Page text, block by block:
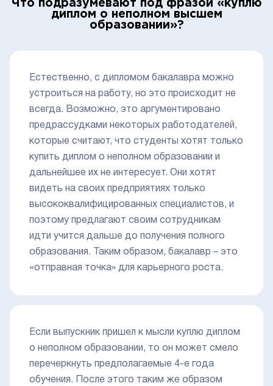
Что подразумевают под фразой «куплю
диплом о неполном высшем
образовании»?
Естественно, с дипломом бакалавра можно
устроиться на работу, но это происходит не
всегда. Возможно, это аргументировано
предрассудками некоторых работодателей,
которые считают, что студенты хотят только
купить диплом о неполном образовании и
дальнейшее их не интересует. Они хотят
видеть на своих предприятиях только
высококвалифицированных специалистов, и
поэтому предлагают своим сотрудникам
идти учится дальше до получения полного
образования. Таким образом, бакалавр – это
«отправная точка» для карьерного роста.
Если выпускник пришел к мысли куплю диплом
о неполном образовании, то он может смело
перечеркнуть предполагаемые 4-е года
обучения. После этого таким же образом